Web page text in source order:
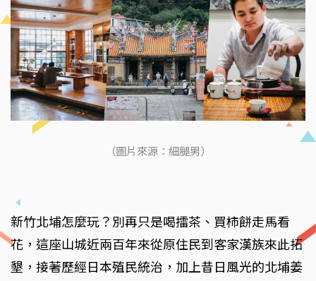
（圖片來源：細腿男）
新竹北埔怎麼玩？別再只是喝擂茶、買柿餅走馬看
花，這座山城近兩百年來從原住民到客家漢族來此拓
墾，接著歷經日本殖民統治，加上昔日風光的北埔姜